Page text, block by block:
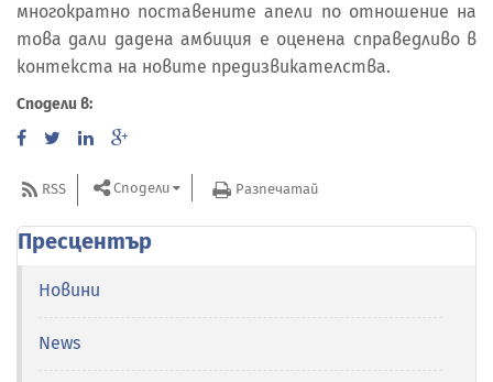
многократно поставените апели по отношение на
това дали дадена амбиция е оценена справедливо в
контекста на новите предизвикателства.
Сподели в:
RSS Сподели Разпечатай
Пресцентър
Новини
News